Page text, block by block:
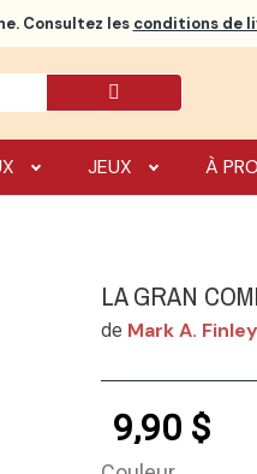
Consultez les conditions de
JEUX À
LA GRAN
de Mark A. Finley
9,90 $